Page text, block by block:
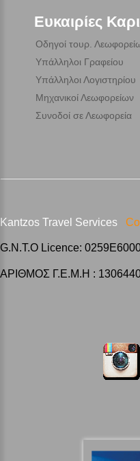
Ευκαιρίες
Οδηγοί τουρ.
Υπάλληλοι Γραφείου
Υπάλληλοι Λογιστηρίου
Μηχανικοί Λεωφορείων
Συνοδοί σε Λεωφορεία
Kantzos Travel Services
G.N.T.O Licence:
ΑΡΙΘΜΟΣ Γ.Ε.Μ.Η :